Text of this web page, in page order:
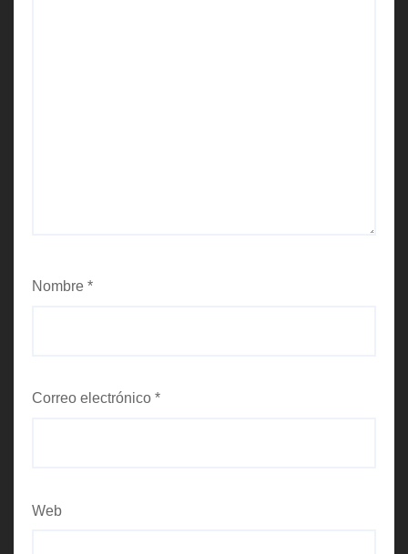
Nombre *
Correo electrónico *
Web